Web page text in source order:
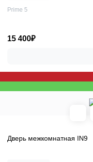
Prime 5
15 400₽
Дверь межкомнатная IN9